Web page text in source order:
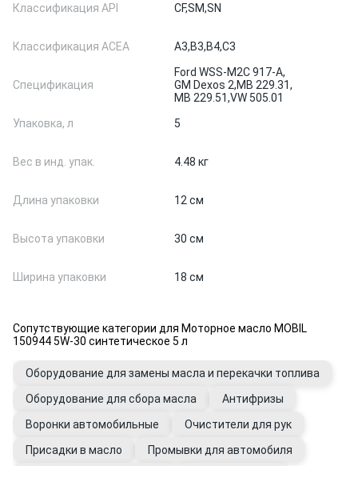
Классификация API CF,SM,SN
Классификация ACEA A3,B3,B4,C3
Спецификация
Ford WSS-M2C 917-A,
GM Dexos 2,MB 229.31,
MB 229.51,VW 505.01
Упаковка, л
5
Вес в инд. упак. 4.48 кг
Длина упаковки 12 см
Высота упаковки 30 см
Ширина упаковки 18 см
Сопутствующие категории для Моторное масло MOBIL
150944 5W-30 синтетическое 5 л
Оборудование для замены масла и перекачки топлива
Оборудование для сбора масла
Антифризы
Воронки автомобильные
Очистители для рук
Присадки в масло
Промывки для автомобиля